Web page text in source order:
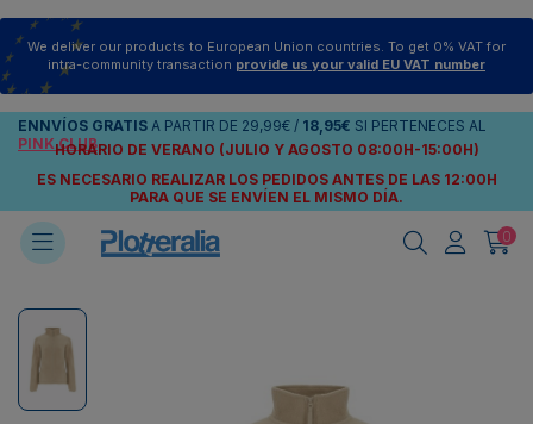
We deliver our products to European Union countries. To get 0% VAT for
intra-community transaction provide us your valid EU VAT number
ENNVÍOS GRATIS A PARTIR DE 29,99€ / 18,95€ SI PERTENECES AL
PINK CLUB
HORARIO DE VERANO (JULIO Y AGOSTO 08:00H-15:00H)
ES NECESARIO REALIZAR LOS PEDIDOS ANTES DE LAS 12:00H
PARA QUE SE ENVÍEN EL MISMO DÍA.
0